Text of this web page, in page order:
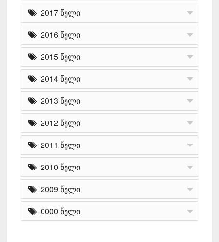
2017 წელი
2016 წელი
2015 წელი
2014 წელი
2013 წელი
2012 წელი
2011 წელი
2010 წელი
2009 წელი
0000 წელი